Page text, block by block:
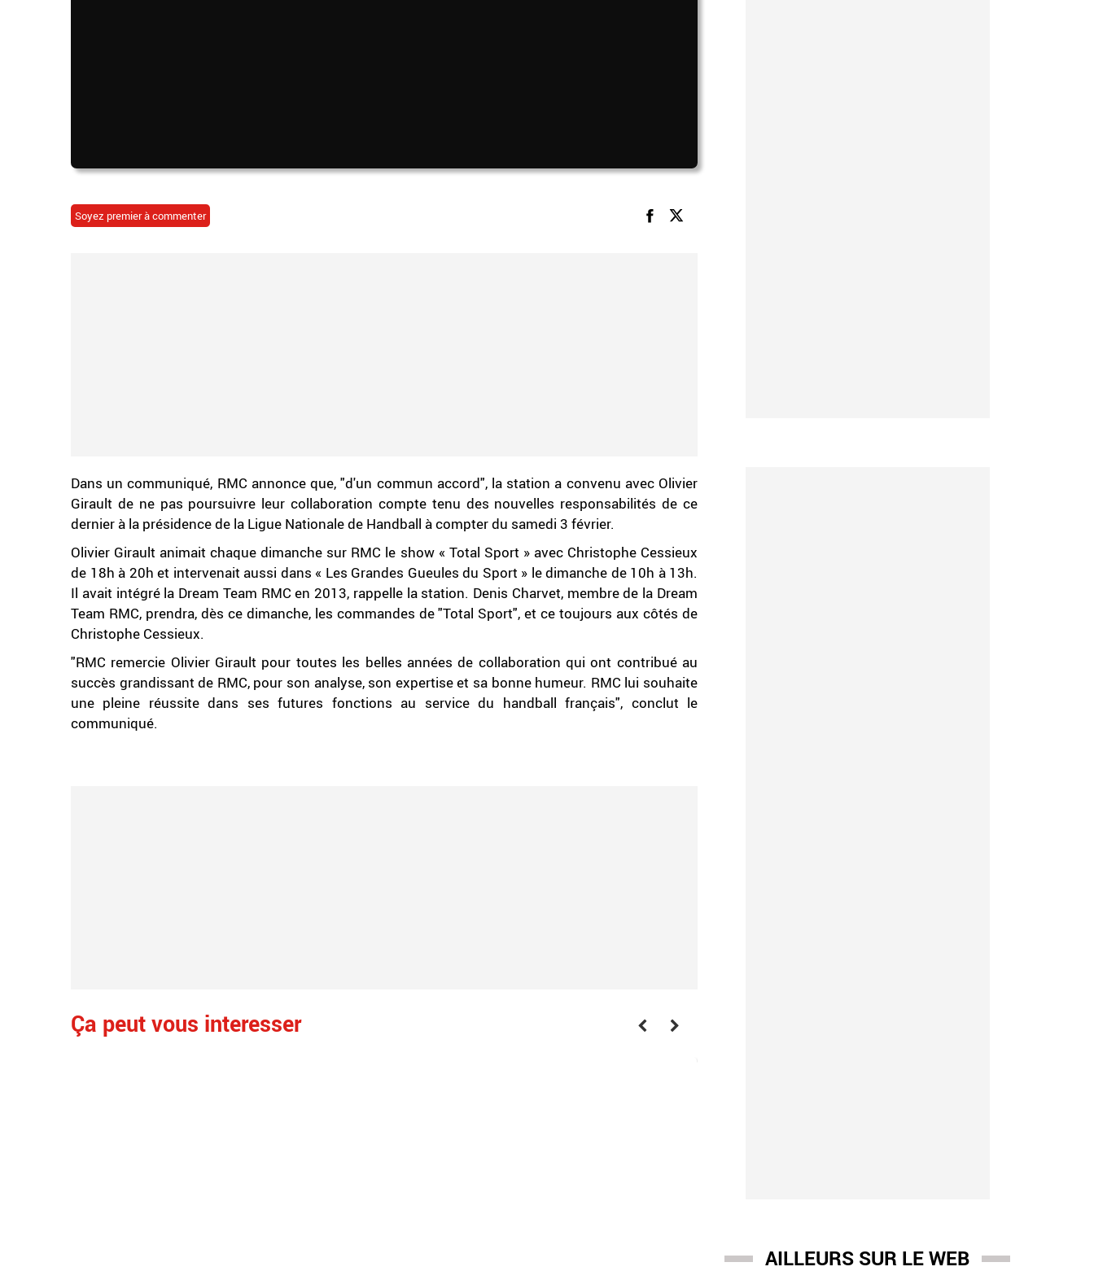
Soyez premier à commenter
Dans un communiqué, RMC annonce que, "d'un commun accord", la station a convenu avec Olivier
Girault de ne pas poursuivre leur collaboration compte tenu des nouvelles responsabilités de ce
dernier à la présidence de la Ligue Nationale de Handball à compter du samedi 3 février.
Olivier Girault animait chaque dimanche sur RMC le show « Total Sport » avec Christophe Cessieux
de 18h à 20h et intervenait aussi dans « Les Grandes Gueules du Sport » le dimanche de 10h à 13h.
Il avait intégré la Dream Team RMC en 2013, rappelle la station. Denis Charvet, membre de la Dream
Team RMC, prendra, dès ce dimanche, les commandes de "Total Sport", et ce toujours aux côtés de
Christophe Cessieux.
"RMC remercie Olivier Girault pour toutes les belles années de collaboration qui ont contribué au
succès grandissant de RMC, pour son analyse, son expertise et sa bonne humeur. RMC lui souhaite
une pleine réussite dans ses futures fonctions au service du handball français", conclut le
communiqué.
Ça peut vous interesser
AILLEURS SUR LE WEB